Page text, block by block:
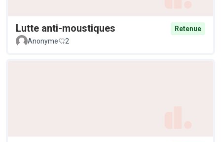
Lutte anti-moustiques
Retenue
Anonyme
2